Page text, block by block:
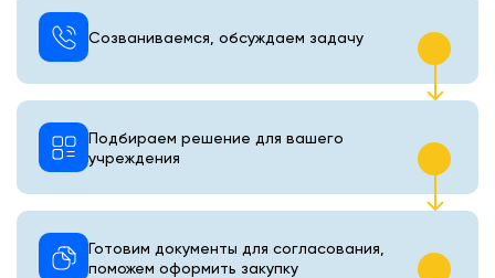
Созваниваемся, обсуждаем задачу
Подбираем решение для вашего
учреждения
Готовим документы для согласования,
поможем оформить закупку